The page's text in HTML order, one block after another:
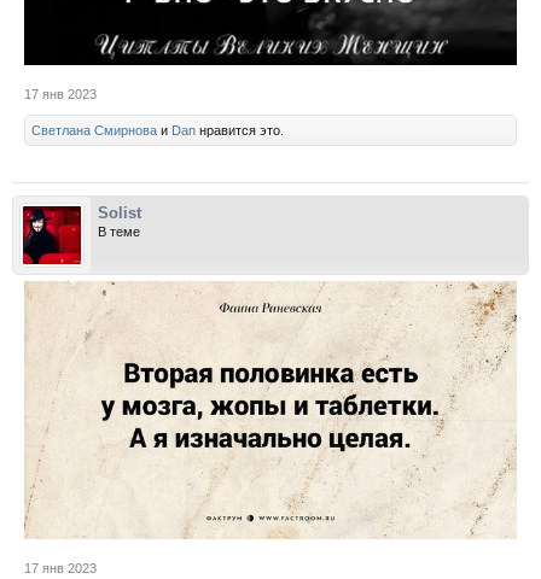
17 янв 2023
Светлана Смирнова и Dan нравится это.
Solist
В теме
17 янв 2023